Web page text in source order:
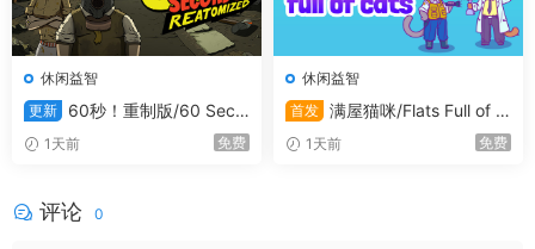
休闲益智
更新
60秒！重制版/60 Seco
nds! Reatomized
1天前 免费
休闲益智
首发 满屋猫咪/Flats Full of C
ats1天前 免费
评论 0